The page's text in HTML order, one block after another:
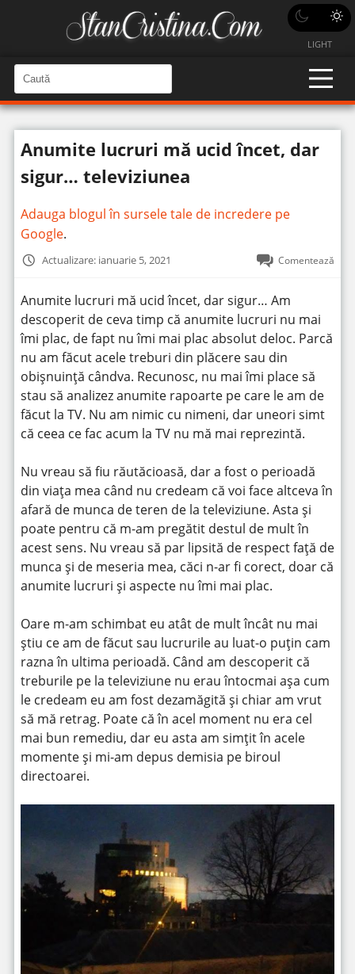
LIGHT
a
u
t
C
a
u
î
n
i
t
Anumite lucruri mă ucid încet, dar
sigur… televiziunea
Adauga blogul în sursele tale de incredere pe
Google.
Actualizare: ianuarie 5, 2021 Comentează
Anumite lucruri mă ucid încet, dar sigur… Am
descoperit de ceva timp că anumite lucruri nu mai
îmi plac, de fapt nu îmi mai plac absolut deloc. Parcă
nu am făcut acele treburi din plăcere sau din
obișnuință cândva. Recunosc, nu mai îmi place să
stau să analizez anumite rapoarte pe care le am de
făcut la TV. Nu am nimic cu nimeni, dar uneori simt
că ceea ce fac acum la TV nu mă mai reprezintă.
Nu vreau să fiu răutăcioasă, dar a fost o perioadă
din viața mea când nu credeam că voi face altceva în
afară de munca de teren de la televiziune. Asta și
poate pentru că m-am pregătit destul de mult în
acest sens. Nu vreau să par lipsită de respect față de
munca și de meseria mea, căci n-ar fi corect, doar că
anumite lucruri și aspecte nu îmi mai plac.
Oare m-am schimbat eu atât de mult încât nu mai
știu ce am de făcut sau lucrurile au luat-o puțin cam
razna în ultima perioadă. Când am descoperit că
treburile pe la televiziune nu erau întocmai așa cum
le credeam eu am fost dezamăgită și chiar am vrut
să mă retrag. Poate că în acel moment nu era cel
mai bun remediu, dar eu asta am simțit în acele
momente și mi-am depus demisia pe biroul
directoarei.